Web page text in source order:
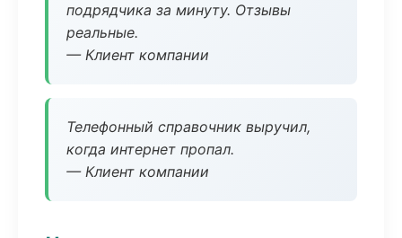
подрядчика за минуту. Отзывы
реальные.
— Клиент компании
Телефонный справочник выручил,
когда интернет пропал.
— Клиент компании